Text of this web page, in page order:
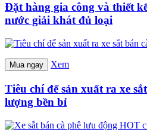
Đặt hàng gia công và thiết
nước giải khát đủ loại
Mua ngay Xem
Tiêu chí để sản xuất ra xe
lượng bền bỉ